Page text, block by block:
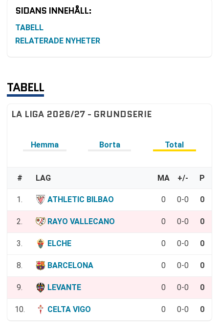
SIDANS INNEHÅLL:
TABELL
RELATERADE NYHETER
TABELL
LA LIGA 2026/27 - GRUNDSERIE
Hemma Borta Total
# LAG MA +/- P
1. ATHLETIC BILBAO 0 0-0 0
2. RAYO VALLECANO 0 0-0 0
3. ELCHE 0 0-0 0
8. BARCELONA 0 0-0 0
9. LEVANTE 0 0-0 0
10. CELTA VIGO 0 0-0 0